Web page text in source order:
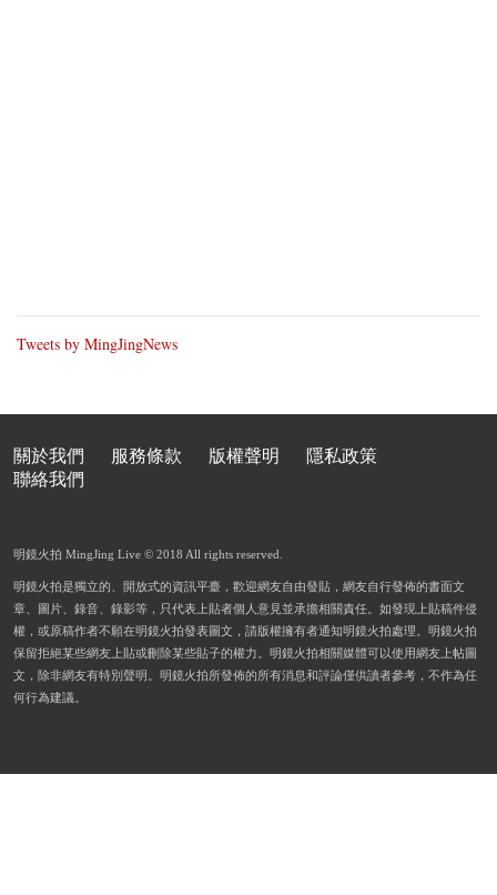
Tweets by MingJingNews
關於我們 服務條款 版權聲明
隱私政策
聯絡我們
明鏡火拍 MingJing Live © 2018 All rights reserved.
明鏡火拍是獨立的、開放式的資訊平臺，歡迎網友自由發貼，網友自行發佈的書面文
章、圖片、錄音、錄影等，只代表上貼者個人意見並承擔相關責任。如發現上貼稿件侵
權，或原稿作者不願在明鏡火拍發表圖文，請版權擁有者通知明鏡火拍處理。明鏡火拍
保留拒絕某些網友上貼或刪除某些貼子的權力。明鏡火拍相關媒體可以使用網友上帖圖
文，除非網友有特別聲明。明鏡火拍所發佈的所有消息和評論僅供讀者參考，不作為任
何行為建議。